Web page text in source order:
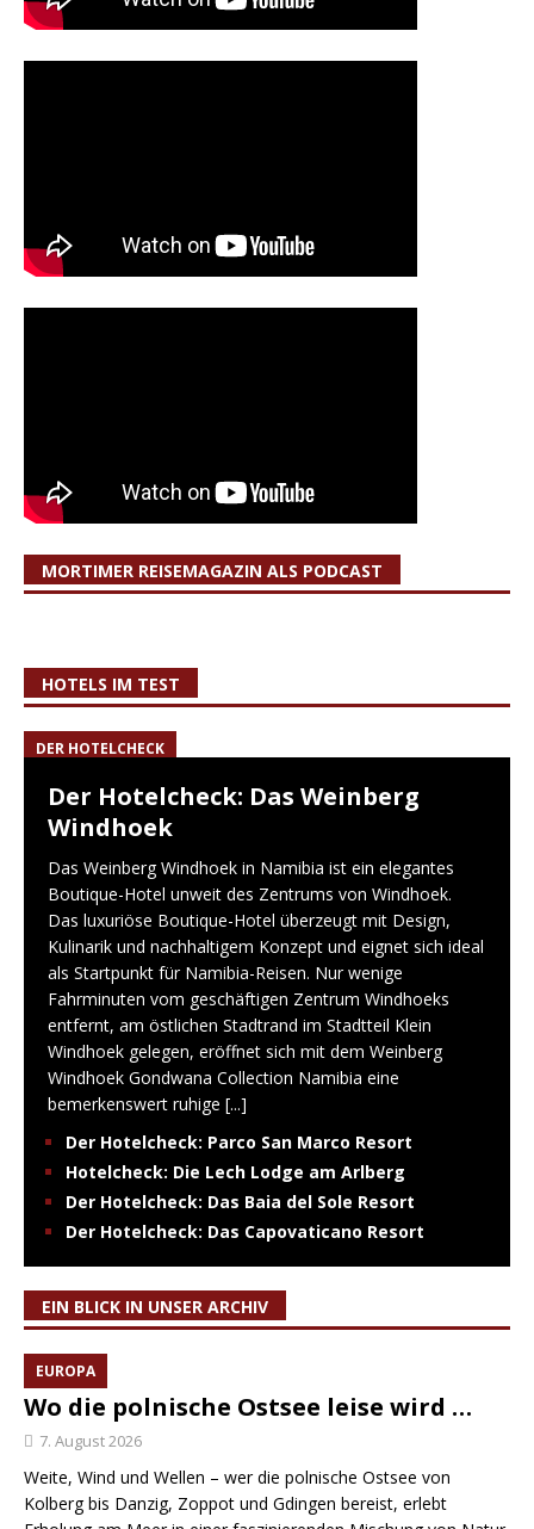
MORTIMER REISEMAGAZIN ALS PODCAST
HOTELS IM TEST
DER HOTELCHECK
Der Hotelcheck: Das Weinberg
Windhoek
Das Weinberg Windhoek in Namibia ist ein elegantes
Boutique-Hotel unweit des Zentrums von Windhoek.
Das luxuriöse Boutique-Hotel überzeugt mit Design,
Kulinarik und nachhaltigem Konzept und eignet sich ideal
als Startpunkt für Namibia-Reisen. Nur wenige
Fahrminuten vom geschäftigen Zentrum Windhoeks
entfernt, am östlichen Stadtrand im Stadtteil Klein
Windhoek gelegen, eröffnet sich mit dem Weinberg
Windhoek Gondwana Collection Namibia eine
bemerkenswert ruhige [...]
Der Hotelcheck: Parco San Marco Resort
Hotelcheck: Die Lech Lodge am Arlberg
Der Hotelcheck: Das Baia del Sole Resort
Der Hotelcheck: Das Capovaticano Resort
EIN BLICK IN UNSER ARCHIV
EUROPA
Wo die polnische Ostsee leise wird …
7. August 2026
Weite, Wind und Wellen – wer die polnische Ostsee von
Kolberg bis Danzig, Zoppot und Gdingen bereist, erlebt